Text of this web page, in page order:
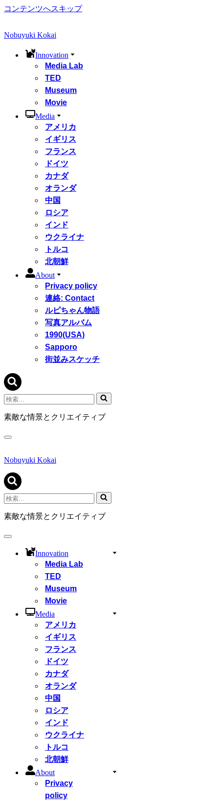
コンテンツへスキップ
Nobuyuki Kokai
Innovation
Media Lab
TED
Museum
Movie
Media
アメリカ
イギリス
フランス
ドイツ
カナダ
オランダ
中国
ロシア
インド
ウクライナ
トルコ
北朝鮮
About
Privacy policy
連絡: Contact
ルピちゃん物語
写真アルバム
1990(USA)
Sapporo
街並みスケッチ
検
索...
素敵な情景とクリエイティブ
ナ
ゲ
シ
ョ
ン
メ
ニ
ュ
Nobuyuki Kokai
検
索...
素敵な情景とクリエイティブ
ナ
Innovation
Media Lab
TED
Museum
Movie
Media
アメリカ
イギリス
フランス
ドイツ
カナダ
オランダ
中国
ロシア
インド
ウクライナ
トルコ
北朝鮮
About
Privacy
policy